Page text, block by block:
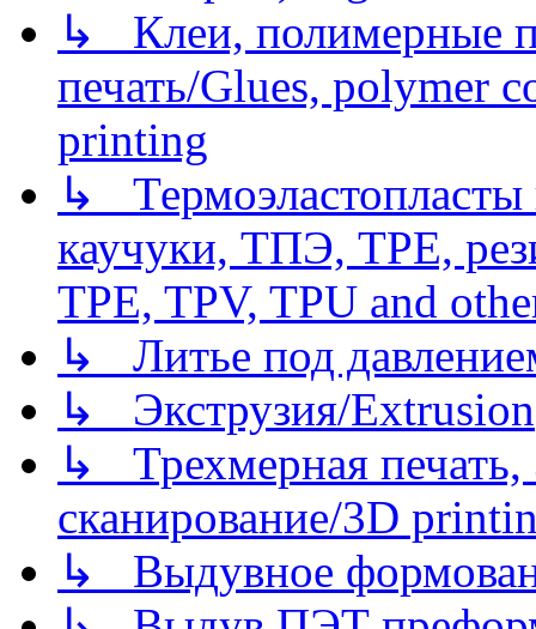
↳ Клеи, полимерные
печать/Glues, polymer
printing
↳
каучуки, ТПЭ, TPE,
TPE, TPV, TPU and
↳ Литье под
↳ Экструзия/Extrusion
↳ Трехмерная
сканирование/3D
↳ Выдувное